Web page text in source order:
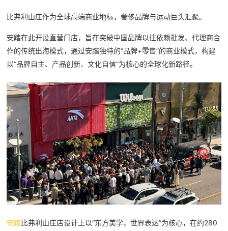
比弗利山庄作为全球高端商业地标，奢侈品牌与运动巨头汇聚。
安踏在此开设直营门店，旨在突破中国品牌以往依赖批发、代理商合
作的传统出海模式，通过安踏独特的“品牌+零售”的商业模式，构建
以“品牌自主、产品创新、文化自信”为核心的全球化新路径。
安踏比弗利山庄店设计上以“东方美学，世界表达”为核心，在约280